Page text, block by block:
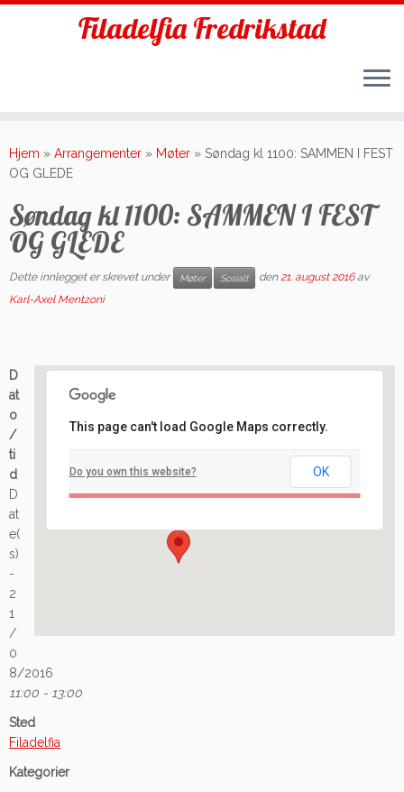
to
content
Filadelfia Fredrikstad
Hjem » Arrangementer » Møter » Søndag kl 1100: SAMMEN I FEST
OG GLEDE
Søndag kl 1100: SAMMEN I FEST
OG GLEDE
Dette innlegget er skrevet under Møter Sosialt den21. august 2016 av
Karl-Axel Mentzoni
Arrangement
This page can't load Google Maps correctly.
Do you own this website? OK
D
at
o
/
ti
d
D
at
e(
s)
-
2
1
/
0
8/2016
11:00 - 13:00
Sted
Filadelfia
Kategorier